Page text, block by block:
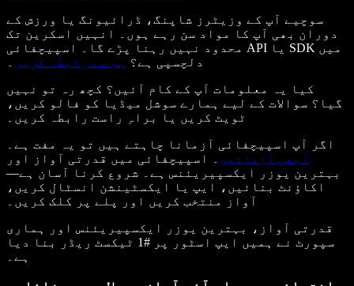
سوچیے آپ کے وزیٹرز شاپنگ، ڈرائیونگ یا ورزش کے
دوران بھی آپ کا مواد سن رہے ہوں۔ انہیں اسکرین تک
محدود نہیں رہنا پڑے گا۔ اسپیچفائی API یا SDK میں
دلچسپی ہے؟
ہم سے رابطہ کریں
کیا یہ معلومات آپ کے کام آئیں؟ کچھ رہ تو نہیں
گیا؟ سوالات کے لیے ہمارے سوشل میڈیا کو فالو کریں،
ٹویٹ کریں یا براہِ راست رابطہ کریں۔
اگر آپ اسپیچفائی آزمانا چاہتے ہیں تو یہ مفت ہے۔
ابھی آزمائیں
۔ اسپیچفائی میں قدرتی آواز اور
بہترین یوزر ایکسپیریئنس ہے۔ شروع کرنا آسان ہے—
اکاؤنٹ بنائیں، ایپ یا ایکسٹینشن انسٹال کریں،
آواز منتخب کریں اور پلے پر کلک کریں۔
قدرتی آواز، بہترین یوزر ایکسپیریئنس اور ہماری
سپورٹ نے ہمیں ایپ اسٹور پر #1 ٹیکسٹ ریڈر بنا دیا
ہے۔